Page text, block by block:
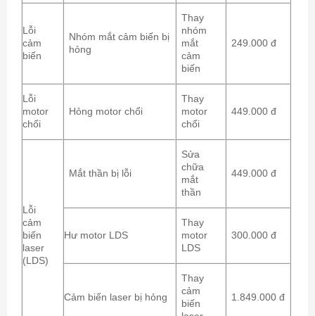
Lỗi
cảm
biến
Nhóm mắt cảm biến bị
hỏng
Thay
nhóm
mắt
cảm
biến
249.000 đ
Lỗi
motor
chổi
Hỏng motor chổi
Thay
motor
chổi
449.000 đ
Lỗi
cảm
biến
laser
(LDS)
Mắt thần bị lỗi
Sửa
chữa
mắt
thần
449.000 đ
Hư motor LDS
Thay
motor
LDS
300.000 đ
Cảm biến laser bị hỏng
Thay
cảm
biến
1.849.000 đ